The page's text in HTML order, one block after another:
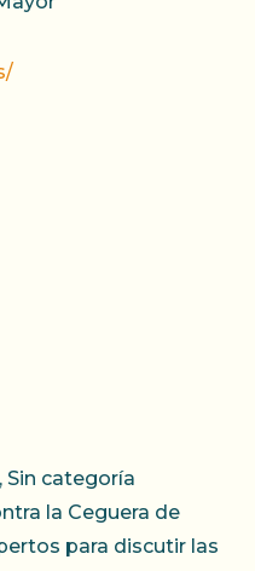
, Sin categoría
la Ceguera de
para discutir las